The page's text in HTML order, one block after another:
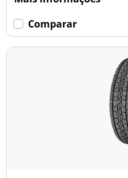
Comparar